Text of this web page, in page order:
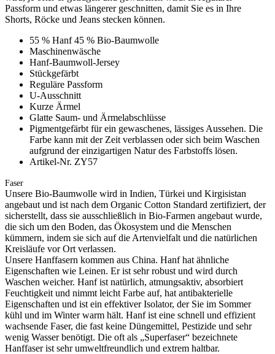
Passform und etwas längerer geschnitten, damit Sie es in Ihre
Shorts, Röcke und Jeans stecken können.
55 % Hanf 45 % Bio-Baumwolle
Maschinenwäsche
Hanf-Baumwoll-Jersey
Stückgefärbt
Reguläre Passform
U-Ausschnitt
Kurze Ärmel
Glatte Saum- und Ärmelabschlüsse
Pigmentgefärbt für ein gewaschenes, lässiges Aussehen. Die
Farbe kann mit der Zeit verblassen oder sich beim Waschen
aufgrund der einzigartigen Natur des Farbstoffs lösen.
Artikel-Nr. ZY57
Faser
Unsere Bio-Baumwolle wird in Indien, Türkei und Kirgisistan
angebaut und ist nach dem Organic Cotton Standard zertifiziert, der
sicherstellt, dass sie ausschließlich in Bio-Farmen angebaut wurde,
die sich um den Boden, das Ökosystem und die Menschen
kümmern, indem sie sich auf die Artenvielfalt und die natürlichen
Kreisläufe vor Ort verlassen.
Unsere Hanffasern kommen aus China. Hanf hat ähnliche
Eigenschaften wie Leinen. Er ist sehr robust und wird durch
Waschen weicher. Hanf ist natürlich, atmungsaktiv, absorbiert
Feuchtigkeit und nimmt leicht Farbe auf, hat antibakterielle
Eigenschaften und ist ein effektiver Isolator, der Sie im Sommer
kühl und im Winter warm hält. Hanf ist eine schnell und effizient
wachsende Faser, die fast keine Düngemittel, Pestizide und sehr
wenig Wasser benötigt. Die oft als „Superfaser“ bezeichnete
Hanffaser ist sehr umweltfreundlich und extrem haltbar.